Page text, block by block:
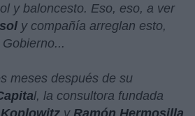
y baloncesto. Eso, eso, a ver
y compañía arreglan esto,
meses después de su
l, la consultora fundada
y Ramón Hermosilla